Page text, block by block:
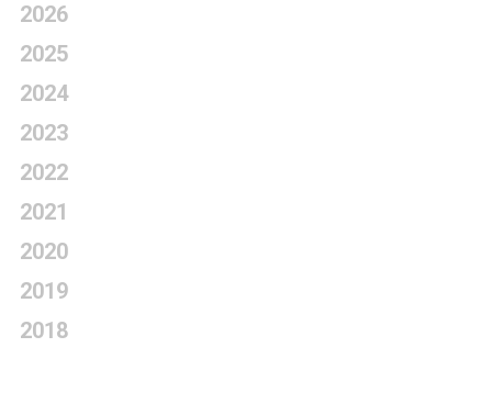
2026
2025
2024
2023
2022
2021
2020
2019
2018